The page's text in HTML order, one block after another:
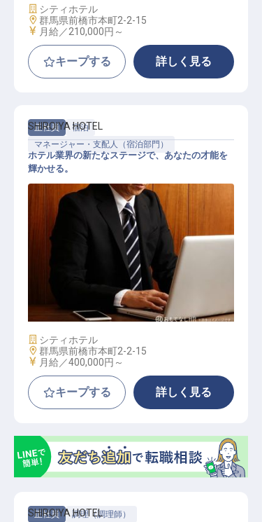
施設業態
シティホテル
勤務地
群馬県前橋市本町2-2-15
給与
月給／210,000円～
キープする 詳しく見る
正社員
宿泊
マネージャー・支配人（宿泊部門）
宿泊予約マネージャー
SHIROIYA HOTEL
ホテル業界の新たなステージで、あなたの才能を
輝かせる。
施設業態
シティホテル
勤務地
群馬県前橋市本町2-2-15
給与
月給／400,000円～
キープする 詳しく見る
正社員
調理（調理師）
SHIROIYA HOTEL